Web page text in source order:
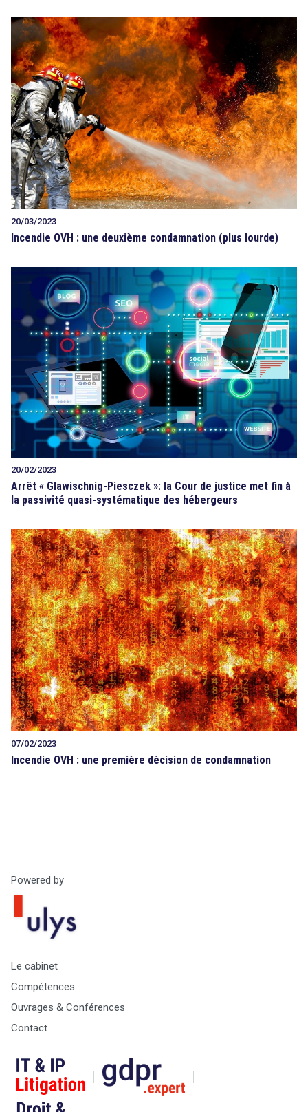
20/03/2023
Incendie OVH : une deuxième condamnation (plus lourde)
20/02/2023
Arrêt « Glawischnig-Piesczek »: la Cour de justice met fin à
la passivité quasi-systématique des hébergeurs
07/02/2023
Incendie OVH : une première décision de condamnation
Powered by
Le cabinet
Compétences
Ouvrages & Conférences
Contact